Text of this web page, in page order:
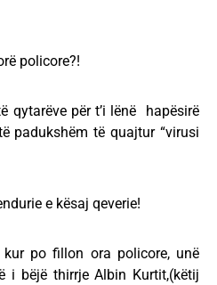
policore?!
qytarëve për t’i lënë hapësirë
padukshëm të quajtur “virusi
e kësaj qeverie!
po fillon ora policore, unë
i bëjë thirrje Albin Kurtit,(këtij